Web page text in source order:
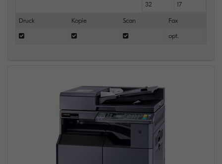
32 17
Druck Kopie Scan Fax
opt.